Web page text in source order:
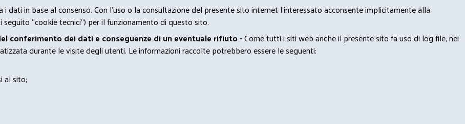
dati in base al consenso. Con l'uso o la consultazione del presente sito internet l’interessato acconsente implicitamente alla
“cookie tecnici”) per il funzionamento di questo sito.
conferimento dei dati e conseguenze di un eventuale rifiuto -Come tutti i siti web anche il presente sito fa uso di log file, nei
durante le visite degli utenti. Le informazioni raccolte potrebbero essere le seguenti:
al sito;